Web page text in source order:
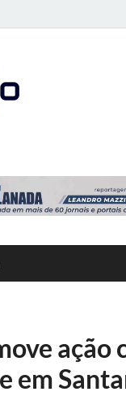
ação
em